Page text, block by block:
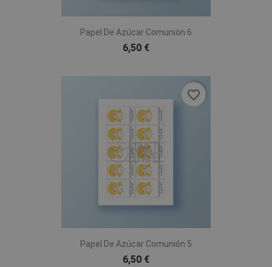
Papel De Azúcar Comunión 6
6,50 €
Papel De Azúcar Comunión 5
6,50 €
favorite_border